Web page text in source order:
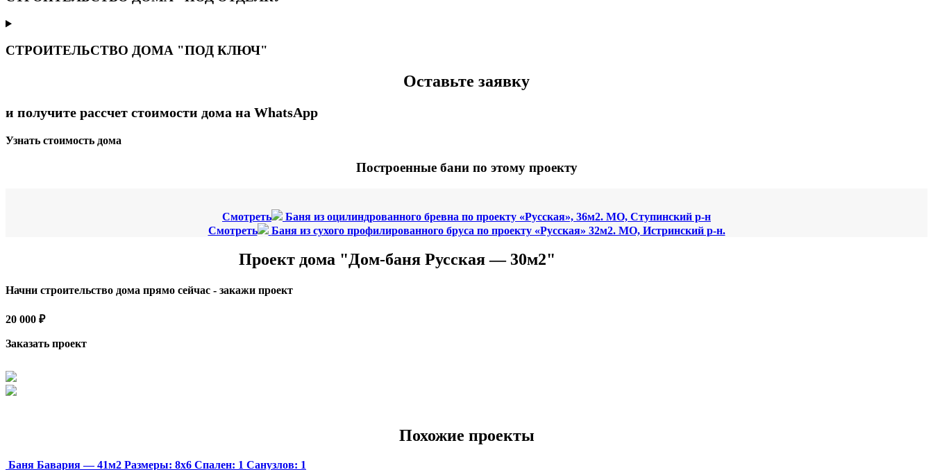
СТРОИТЕЛЬСТВО ДОМА "ПОД КЛЮЧ"
Оставьте заявку
и получите рассчет стоимости дома на WhatsApp
Узнать стоимость дома
Построенные бани по этому проекту
Смотреть
Баня из оцилиндрованного бревна по проекту «Русская», 36м2. МО, Ступинский р-н
Смотреть
Баня из сухого профилированного бруса по проекту «Русская» 32м2. МО, Истринский р-н.
Проект дома "Дом-баня Русская — 30м2"
Начни строительство дома прямо сейчас - закажи проект
20 000 ₽
Заказать проект
Похожие проекты
Баня Бавария — 41м2 Размеры: 8х6 Спален: 1 Санузлов: 1